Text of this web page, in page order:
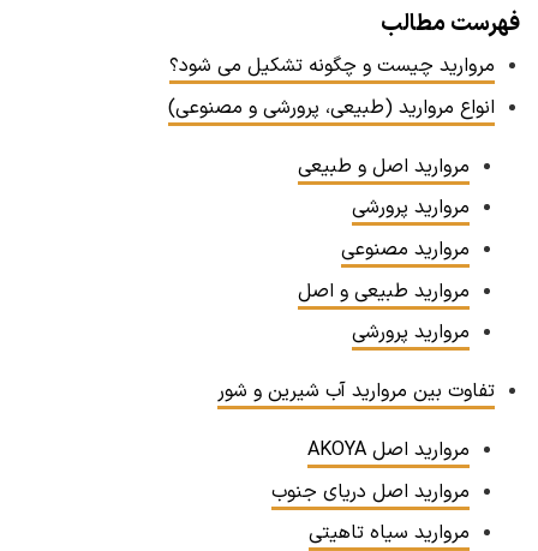
فهرست مطالب
مروارید چیست و چگونه تشکیل می شود؟
انواع مروارید (طبیعی، پرورشی و مصنوعی)
مروارید اصل و طبیعی
مروارید پرورشی
مروارید مصنوعی
مروارید طبیعی و اصل
مروارید پرورشی
تفاوت بین مروارید آب شیرین و شور
مروارید اصل AKOYA
مروارید اصل دریای جنوب
مروارید سیاه تاهیتی